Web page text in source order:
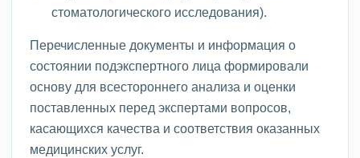
стоматологического исследования).
Перечисленные документы и информация о
состоянии подэкспертного лица формировали
основу для всестороннего анализа и оценки
поставленных перед экспертами вопросов,
касающихся качества и соответствия оказанных
медицинских услуг.